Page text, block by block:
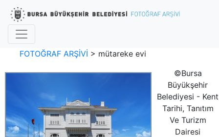
FOTOĞRAF ARŞİVİ > mütareke evi
©Bursa
Büyükşehir
Belediyesi - Kent
Tarihi, Tanıtım
Ve Turizm
Dairesi